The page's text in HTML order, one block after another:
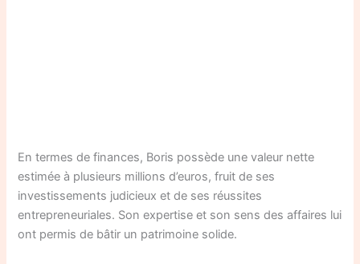
En termes de finances, Boris possède une valeur nette
estimée à plusieurs millions d’euros, fruit de ses
investissements judicieux et de ses réussites
entrepreneuriales. Son expertise et son sens des affaires lui
ont permis de bâtir un patrimoine solide.